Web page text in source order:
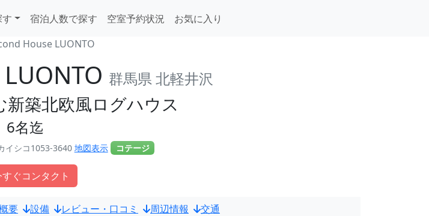
宿泊人数で探す 空室予約状況
お気に入り
House LUONTO
群馬県 北軽井沢
築北欧風ログハウス
6名迄
イシコ1053-3640 地図表示 コテージ
ぐコンタクト
要 設備 レビュー・口コミ 周辺情報 交通